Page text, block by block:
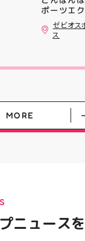
ポーツエ
ティ郡山
日のラジ
クスから
6」の紹
徴として
搭載し、
せました
追加し、
をカジュ
方や仕事
ゼビオス
ス
MORE
ニュース